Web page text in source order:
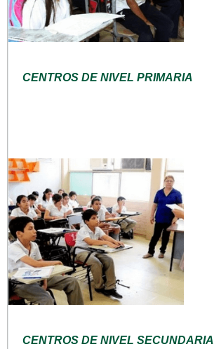
CENTROS DE NIVEL PRIMARIA
CENTROS DE NIVEL SECUNDARIA